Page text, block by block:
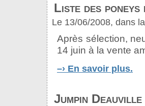
Liste des
Le 13/06/2008, dans
Après sélection,
14 juin à la vente
–› En savoir plus.
Jumpin Deauville